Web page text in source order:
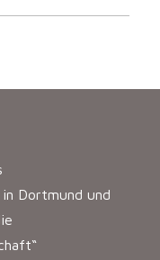
Dortmund und